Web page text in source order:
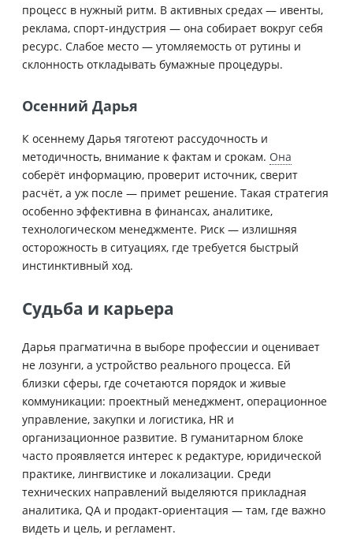
процесс в нужный ритм. В активных средах — ивенты,
реклама, спорт-индустрия — она собирает вокруг себя
ресурс. Слабое место — утомляемость от рутины и
склонность откладывать бумажные процедуры.
Осенний Дарья
К осеннему Дарья тяготеют рассудочность и
методичность, внимание к фактам и срокам. Она
соберёт информацию, проверит источник, сверит
расчёт, а уж после — примет решение. Такая стратегия
особенно эффективна в финансах, аналитике,
технологическом менеджменте. Риск — излишняя
осторожность в ситуациях, где требуется быстрый
инстинктивный ход.
Судьба и карьера
Дарья прагматична в выборе профессии и оценивает
не лозунги, а устройство реального процесса. Ей
близки сферы, где сочетаются порядок и живые
коммуникации: проектный менеджмент, операционное
управление, закупки и логистика, HR и
организационное развитие. В гуманитарном блоке
часто проявляется интерес к редактуре, юридической
практике, лингвистике и локализации. Среди
технических направлений выделяются прикладная
аналитика, QA и продакт-ориентация — там, где важно
видеть и цель, и регламент.